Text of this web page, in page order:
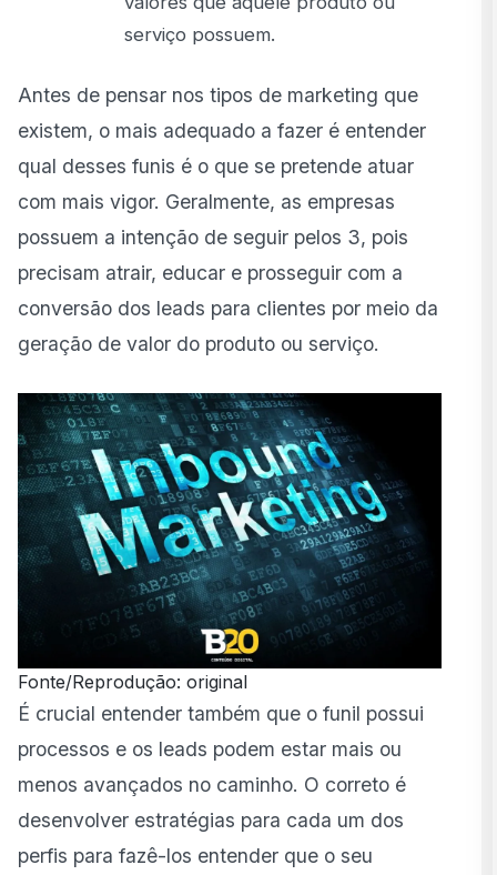
serviço possuem.
Antes de pensar nos tipos de marketing que
existem, o mais adequado a fazer é entender
qual desses funis é o que se pretende atuar
com mais vigor. Geralmente, as empresas
possuem a intenção de seguir pelos 3, pois
precisam atrair, educar e prosseguir com a
conversão dos leads para clientes por meio da
geração de valor do produto ou serviço.
Fonte/Reprodução: original
É crucial entender também que o funil possui
processos e os leads podem estar mais ou
menos avançados no caminho. O correto é
desenvolver estratégias para cada um dos
perfis para fazê-los entender que o seu